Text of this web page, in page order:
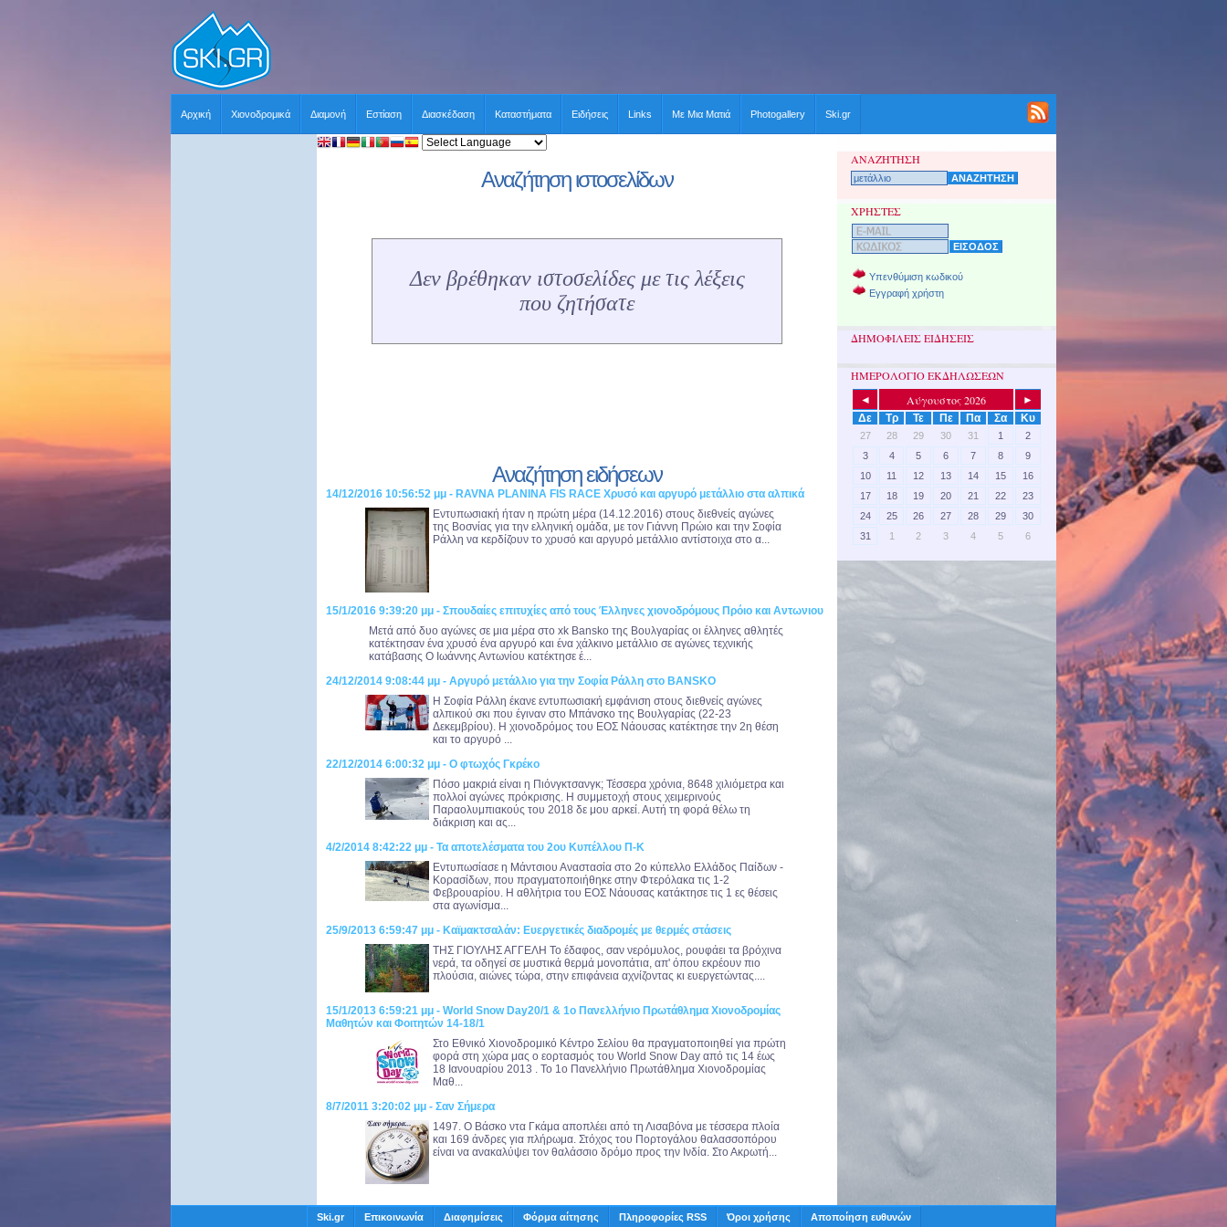
Αρχική Χιονοδρομικά Διαμονή Εστίαση Διασκέδαση Καταστήματα Ειδήσεις Links Με Μια Ματιά Photogallery Ski.gr
Αναζήτηση ιστοσελίδων
Δεν βρέθηκαν ιστοσελίδες με τις λέξεις
που ζητήσατε
Αναζήτηση ειδήσεων
14/12/2016 10:56:52 μμ - RAVNA PLANINA FIS RACE Χρυσό και αργυρό μετάλλιο στα αλπικά
Εντυπωσιακή ήταν η πρώτη μέρα (14.12.2016) στους διεθνείς αγώνες
της Βοσνίας για την ελληνική ομάδα, με τον Γιάννη Πρώιο και την Σοφία
Ράλλη να κερδίζουν το χρυσό και αργυρό μετάλλιο αντίστοιχα στο α...
15/1/2016 9:39:20 μμ - Σπουδαίες επιτυχίες από τους Έλληνες χιονοδρόμους Πρόιο και Αντωνιου
Μετά από δυο αγώνες σε μια μέρα στο xk Βansko της Βουλγαρίας οι έλληνες αθλητές
κατέκτησαν ένα χρυσό ένα αργυρό και ένα χάλκινο μετάλλιο σε αγώνες τεχνικής
κατάβασης Ο Ιωάννης Αντωνίου κατέκτησε έ...
24/12/2014 9:08:44 μμ - Αργυρό μετάλλιο για την Σοφία Ράλλη στο BANSKO
Η Σοφία Ράλλη έκανε εντυπωσιακή εμφάνιση στους διεθνείς αγώνες
αλπικού σκι που έγιναν στο Μπάνσκο της Βουλγαρίας (22-23
Δεκεμβρίου). Η χιονοδρόμος του ΕΟΣ Νάουσας κατέκτησε την 2η θέση
και το αργυρό ...
22/12/2014 6:00:32 μμ - Ο φτωχός Γκρέκο
Πόσο μακριά είναι η Πιόνγκτσανγκ; Τέσσερα χρόνια, 8648 χιλιόμετρα και
πολλοί αγώνες πρόκρισης. Η συμμετοχή στους χειμερινούς
Παραολυμπιακούς του 2018 δε μου αρκεί. Αυτή τη φορά θέλω τη
διάκριση και ας...
4/2/2014 8:42:22 μμ - Τα αποτελέσματα του 2ου Κυπέλλου Π-Κ
Εντυπωσίασε η Μάντσιου Αναστασία στο 2ο κύπελλο Ελλάδος Παίδων -
Κορασίδων, που πραγματοποιήθηκε στην Φτερόλακα τις 1-2
Φεβρουαρίου. Η αθλήτρια του ΕΟΣ Νάουσας κατάκτησε τις 1 ες θέσεις
στα αγωνίσμα...
25/9/2013 6:59:47 μμ - Καϊμακτσαλάν: Ευεργετικές διαδρομές με θερμές στάσεις
ΤΗΣ ΓΙΟΥΛΗΣ ΑΓΓΕΛΗ Το έδαφος, σαν νερόμυλος, ρουφάει τα βρόχινα
νερά, τα οδηγεί σε μυστικά θερμά μονοπάτια, απ' όπου εκρέουν πιο
πλούσια, αιώνες τώρα, στην επιφάνεια αχνίζοντας κι ευεργετώντας....
15/1/2013 6:59:21 μμ - World Snow Day20/1 & 1o Πανελλήνιο Πρωτάθλημα Χιονοδρομίας
Μαθητών και Φοιτητών 14-18/1
Στο Εθνικό Χιονοδρομικό Κέντρο Σελίου θα πραγματοποιηθεί για πρώτη
φορά στη χώρα μας ο εορτασμός του World Snow Day από τις 14 έως
18 Ιανουαρίου 2013 . To 1o Πανελλήνιο Πρωτάθλημα Χιονοδρομίας
Μαθ...
8/7/2011 3:20:02 μμ - Σαν Σήμερα
1497. Ο Βάσκο ντα Γκάμα αποπλέει από τη Λισαβόνα με τέσσερα πλοία
και 169 άνδρες για πλήρωμα. Στόχος του Πορτογάλου θαλασσοπόρου
είναι να ανακαλύψει τον θαλάσσιο δρόμο προς την Ινδία. Στο Ακρωτή...
ΑΝΑΖΗΤΗΣΗ
ΧΡΗΣΤΕΣ
Υπενθύμιση κωδικού
Εγγραφή χρήστη
ΔΗΜΟΦΙΛΕΙΣ ΕΙΔΗΣΕΙΣ
ΗΜΕΡΟΛΟΓΙΟ ΕΚΔΗΛΩΣΕΩΝ
◄ Αύγουστος 2026
►
Δε
Τρ Τε Πε Πα Σα Κυ
27 28 29 30 31 1
2
3
4 5 6 7 8
9
10
11 12 13 14 15
16
17
18 19 20 21 22
23
24
25 26 27 28 29
30
31
1 2 3 4 5 6
Ski.gr Επικοινωνία Διαφημίσεις Φόρμα αίτησης Πληροφορίες RSS Όροι χρήσης Αποποίηση ευθυνών